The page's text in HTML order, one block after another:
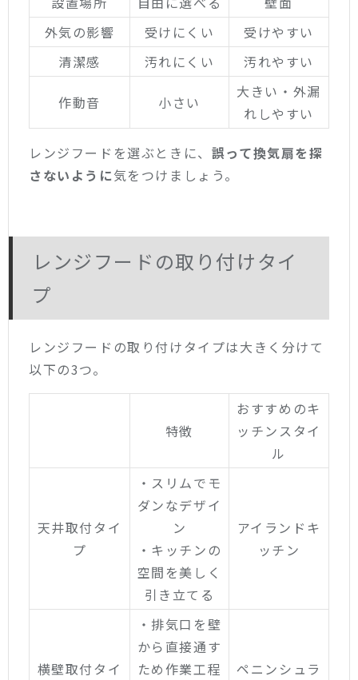
外気の影響
受けにくい
受けやすい
清潔感
汚れにくい 汚れやすい
作動音 小さい
大きい・外漏
れしやすい
レンジフードを選ぶときに、 誤って換気扇を探
さないように気をつけましょう。
レンジフードの取り付けタイ
プ
レンジフードの取り付けタイプは大きく分けて
以下の3つ。
特徴
おすすめのキ
ッチンスタイ
ル
天井取付タイ
プ
・スリムでモ
ダンなデザイ
ン
・キッチンの
空間を美しく
引き立てる
アイランドキ
ッチン
横壁取付タイ
・排気口を壁
から直接通す
ため作業工程
ペニンシュラ